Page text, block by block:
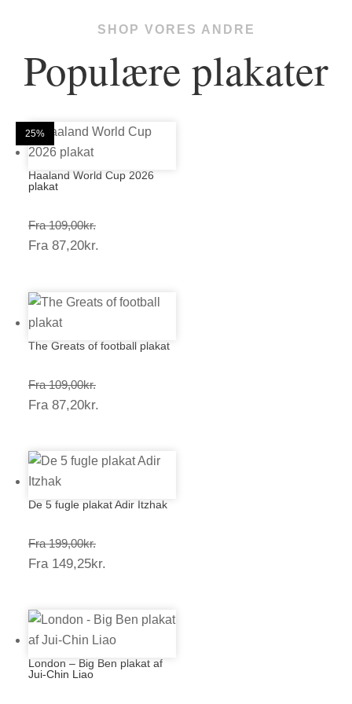
SHOP VORES ANDRE
Populære plakater
20%
Haaland World Cup 2026
plakat
Fra 109,00kr.Prisinterval:
109,00kr.
Fra 87,20kr.
20%
The Greats of football plakat
Fra 109,00kr.Prisinterval:
109,00kr.
Fra 87,20kr.
25%
De 5 fugle plakat Adir Itzhak
Fra 199,00kr.Prisinterval:
199,00kr.
Fra 149,25kr.
25%
London – Big Ben plakat af
Jui-Chin Liao
25%
25%
25%
25%
20%
25%
25%
25%